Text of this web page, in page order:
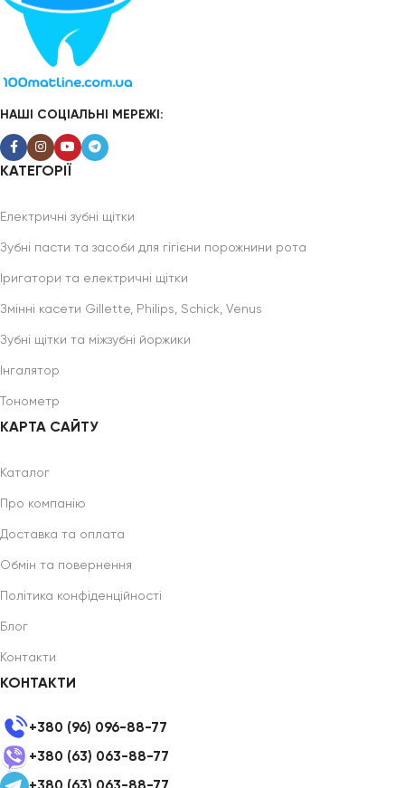
НАШІ СОЦІАЛЬНІ МЕРЕЖІ:
КАТЕГОРІЇ
Електричні зубні щітки
Зубні пасти та засоби для гігієни порожнини рота
Іригатори та електричні щітки
Змінні касети Gillette, Philips, Schick, Venus
Зубні щітки та міжзубні йоржики
Інгалятор
Тонометр
КАРТА САЙТУ
Каталог
Про компанію
Доставка та оплата
Обмін та повернення
Політика конфіденційності
Блог
Контакти
КОНТАКТИ
+380 (96) 096-88-77
+380 (63) 063-88-77